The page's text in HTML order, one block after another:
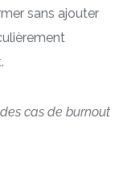
sans ajouter
cas de burnout